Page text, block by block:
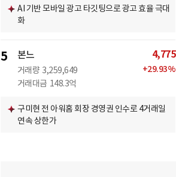
AI 기반 모바일 광고 타깃팅으로 광고 효율 극대
화
5 본느
거래량 3,259,649
거래대금 148.3억
4,775
+29.93%
구미현 전 아워홈 회장 경영권 인수로 4거래일
연속 상한가